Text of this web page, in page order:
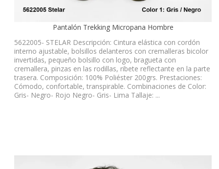
Pantalón Trekking Micropana Hombre
5622005- STELAR Descripción: Cintura elástica con cordón
interno ajustable, bolsillos delanteros con cremalleras bicolor
invertidas, pequeño bolsillo con logo, bragueta con
cremallera, pinzas en las rodillas, ribete reflectante en la parte
trasera. Composición: 100% Poliéster 200grs. Prestaciones:
Cómodo, confortable, transpirable. Combinaciones de Color:
Gris- Negro- Rojo Negro- Gris- Lima Tallaje: ...